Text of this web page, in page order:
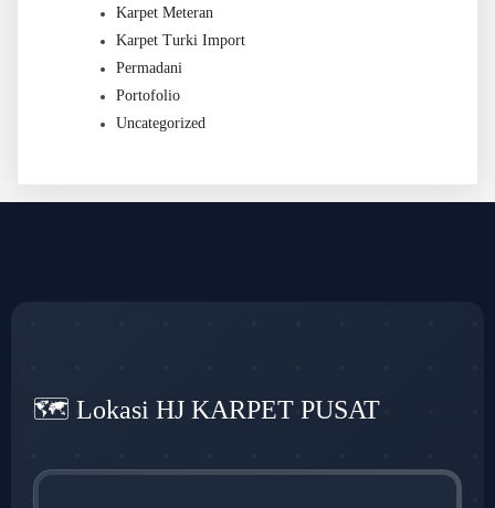
Karpet Meteran
Karpet Turki Import
Permadani
Portofolio
Uncategorized
🗺️ Lokasi HJ KARPET PUSAT